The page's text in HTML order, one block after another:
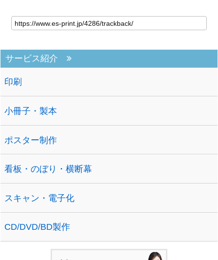
サービス紹介
印刷
小冊子・製本
ポスター制作
看板・のぼり・横断幕
スキャン・電子化
CD/DVD/BD製作